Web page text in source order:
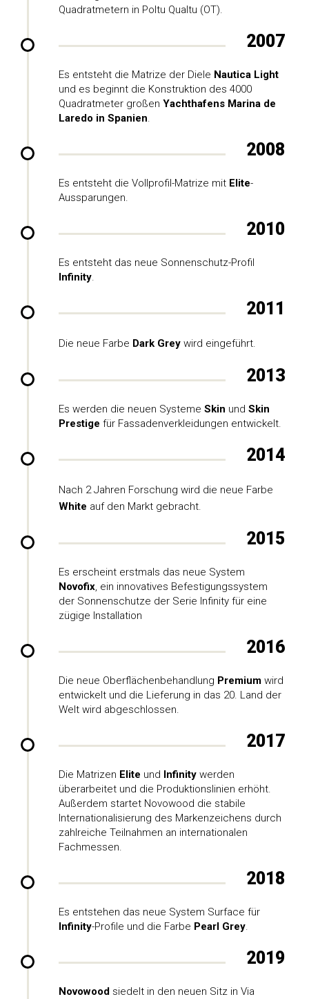
Quadratmetern in Poltu Qualtu (OT).
2007
Es entsteht die Matrize der Diele Nautica Light
und es beginnt die Konstruktion des 4000
Quadratmeter großen Yachthafens Marina de
Laredo in Spanien.
2008
Es entsteht die Vollprofil-Matrize mit Elite-
Aussparungen.
2010
Es entsteht das neue Sonnenschutz-Profil
Infinity.
2011
Die neue Farbe Dark Grey wird eingeführt.
2013
Es werden die neuen Systeme Skin und Skin
Prestige für Fassadenverkleidungen entwickelt.
2014
Nach 2 Jahren Forschung wird die neue Farbe
White auf den Markt gebracht.
2015
Es erscheint erstmals das neue System
Novofix, ein innovatives Befestigungssystem
der Sonnenschutze der Serie Infinity für eine
zügige Installation
2016
Die neue Oberflächenbehandlung Premium wird
entwickelt und die Lieferung in das 20. Land der
Welt wird abgeschlossen.
2017
Die Matrizen Elite und Infinity werden
überarbeitet und die Produktionslinien erhöht.
Außerdem startet Novowood die stabile
Internationalisierung des Markenzeichens durch
zahlreiche Teilnahmen an internationalen
Fachmessen.
2018
Es entstehen das neue System Surface für
Infinity-Profile und die Farbe Pearl Grey.
2019
Novowood siedelt in den neuen Sitz in Via